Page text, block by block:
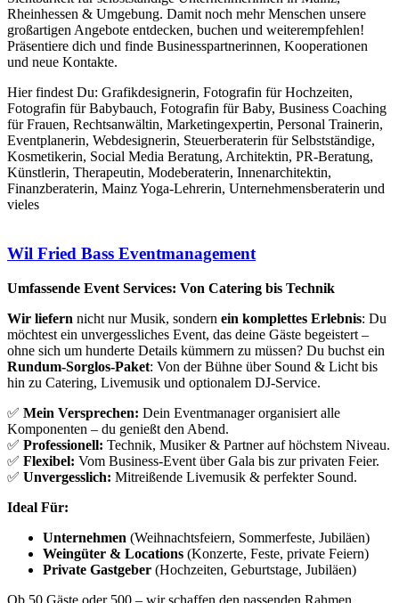
Rheinhessen & Umgebung. Damit noch mehr Menschen unsere
großartigen Angebote entdecken, buchen und weiterempfehlen!
Präsentiere dich und finde Businesspartnerinnen, Kooperationen
und neue Kontakte.
Hier findest Du: Grafikdesignerin, Fotografin für Hochzeiten,
Fotografin für Babybauch, Fotografin für Baby, Business Coaching
für Frauen, Rechtsanwältin, Marketingexpertin, Personal Trainerin,
Eventplanerin, Webdesignerin, Steuerberaterin für Selbstständige,
Kosmetikerin, Social Media Beratung, Architektin, PR-Beratung,
Künstlerin, Therapeutin, Modeberaterin, Innenarchitektin,
Finanzberaterin, Mainz Yoga-Lehrerin, Unternehmensberaterin und
vieles
Wil Fried Bass Eventmanagement
Umfassende Event Services: Von Catering bis Technik
Wir liefern nicht nur Musik, sondern ein komplettes Erlebnis: Du
möchtest ein unvergessliches Event, das deine Gäste begeistert –
ohne sich um hunderte Details kümmern zu müssen? Du buchst ein
Rundum-Sorglos-Paket: Von der Bühne über Sound & Licht bis
hin zu Catering, Livemusik und optionalem DJ-Service.
✅ Mein Versprechen: Dein Eventmanager organisiert alle
Komponenten – du genießt den Abend.
✅ Professionell: Technik, Musiker & Partner auf höchstem Niveau.
✅ Flexibel: Vom Business-Event über Gala bis zur privaten Feier.
✅ Unvergesslich: Mitreißende Livemusik & perfekter Sound.
Ideal Für:
Unternehmen (Weihnachtsfeiern, Sommerfeste, Jubiläen)
Weingüter & Locations (Konzerte, Feste, private Feiern)
Private Gastgeber (Hochzeiten, Geburtstage, Jubiläen)
Ob 50 Gäste oder 500 – wir schaffen den passenden Rahmen.